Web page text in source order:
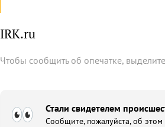
IRK.ru
Чтобы сообщить об опечатке,
Стали свидетелем
Сообщите, пожалуйста, об